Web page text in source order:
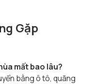
Gặp
mất bao lâu?
bằng ô tô, quãng